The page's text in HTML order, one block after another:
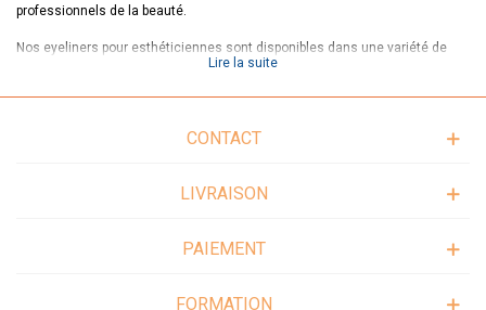
professionnels de la beauté.
Nos eyeliners pour esthéticiennes sont disponibles dans une variété de
couleurs et de textures pour s'adapter à toutes les carnations et tous les
chaque client. Les eyeliners doivent être sélectionnés en fonction de la
choisir des produits de qualité pour garantir la sécurité et la satisfaction
des clients. Chez Aries Esthétique, nous proposons des conseils et des
Lire la suite
CONTACT
LIVRAISON
PAIEMENT
FORMATION